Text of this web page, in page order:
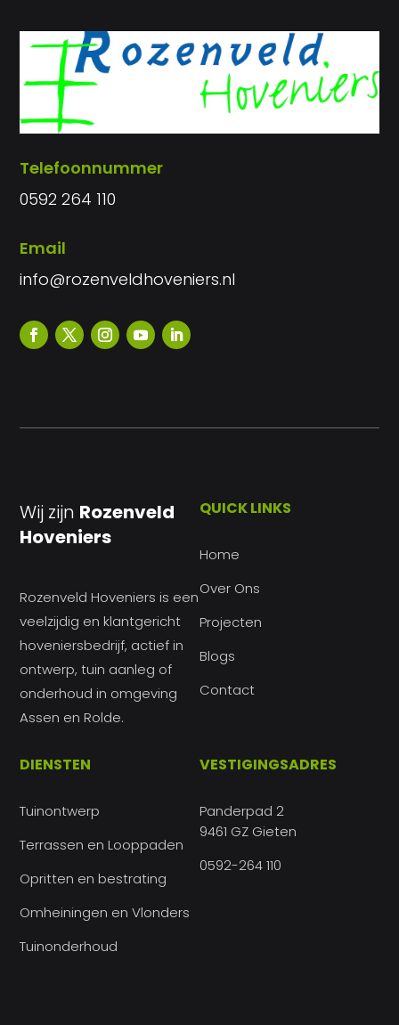
Telefoonnummer
0592 264 110
Email
info@rozenveldhoveniers.nl
Wij zijn Rozenveld
Hoveniers
Rozenveld Hoveniers is een
veelzijdig en klantgericht
hoveniersbedrijf, actief in
ontwerp, tuin aanleg of
onderhoud in omgeving
Assen en Rolde.
QUICK LINKS
Home
Over Ons
Projecten
Blogs
Contact
DIENSTEN
Tuinontwerp
Terrassen en Looppaden
Opritten en bestrating
Omheiningen en Vlonders
Tuinonderhoud
VESTIGINGSADRES
Panderpad 2
9461 GZ Gieten
0592-264 110